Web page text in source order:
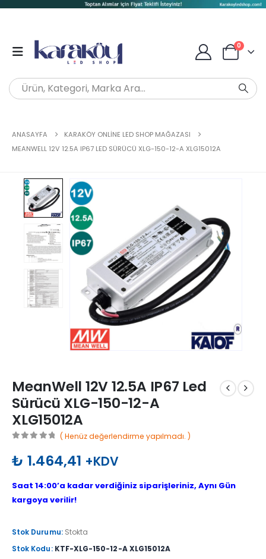
0
ANASAYFA
KARAKÖY ONLINE LED SHOP MAĞAZASI
MEANWELL 12V 12.5A IP67 LED SÜRÜCÜ XLG-150-12-A XLG15012A
MeanWell 12V 12.5A IP67 Led
Sürücü XLG-150-12-A
XLG15012A
( Henüz değerlendirme yapılmadı. )
₺ 1.464,41 +KDV
Saat 14:00’a kadar verdiğiniz siparişleriniz, Aynı Gün
kargoya verilir!
Stok Durumu: Stokta
Stok Kodu: KTF-XLG-150-12-A XLG15012A